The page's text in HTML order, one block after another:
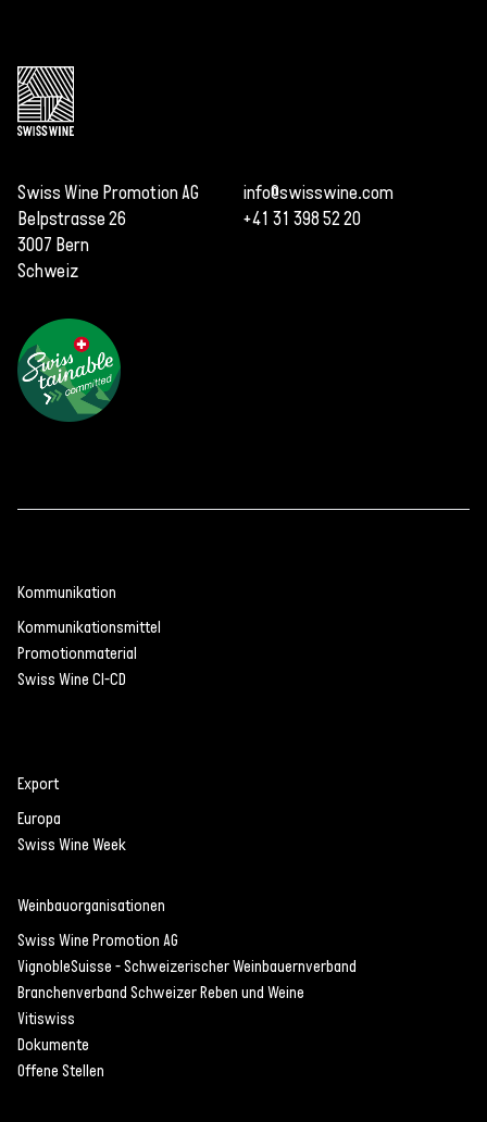
Swiss Wine Promotion AG
Belpstrasse 26
3007 Bern
Schweiz
info@swisswine.com
+41 31 398 52 20
Kommunikation
Kommunikationsmittel
Promotionmaterial
Swiss Wine CI-CD
Export
Europa
Swiss Wine Week
Weinbauorganisationen
Swiss Wine Promotion AG
VignobleSuisse - Schweizerischer Weinbauernverband
Branchenverband Schweizer Reben und Weine
Vitiswiss
Dokumente
Offene Stellen